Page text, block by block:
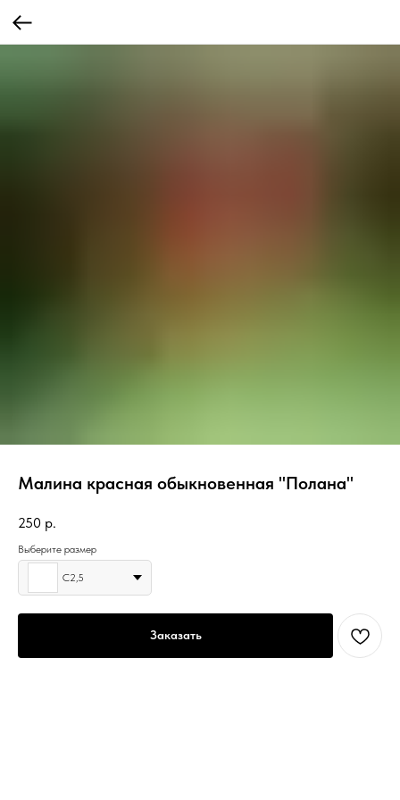
Малина красная обыкновенная "Полана"
250 р.
Выберите размер
C2,5
Заказать